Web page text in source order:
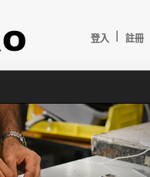
登入 註冊